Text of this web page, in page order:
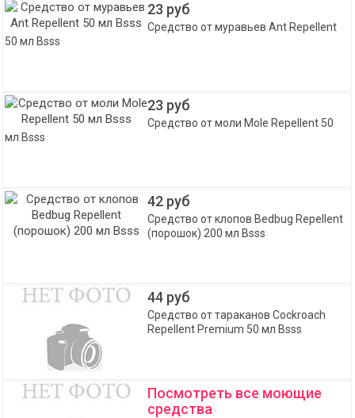
23 руб
Средство от муравьев Ant Repellent
50 мл Bsss
23 руб
Средство от моли Mole Repellent 50
мл Bsss
42 руб
Средство от клопов Bedbug Repellent
(порошок) 200 мл Bsss
44 руб
Средство от тараканов Cockroach
Repellent Premium 50 мл Bsss
Посмотреть все моющие
средства